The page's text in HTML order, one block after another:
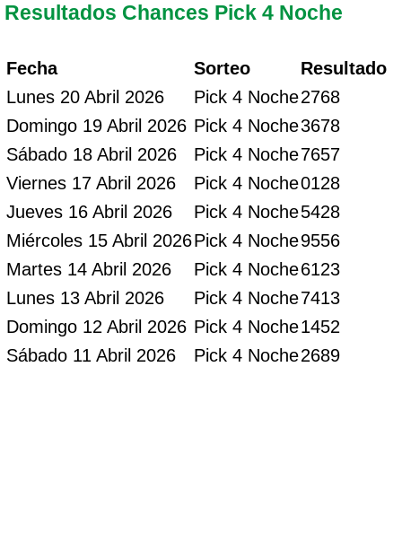
Resultados Chances Pick 4 Noche
Fecha Sorteo
Resultado
Lunes 20 Abril 2026
Pick 4 Noche2768
Domingo 19 Abril 2026 Pick 4 Noche3678
Sábado 18 Abril 2026
Pick 4 Noche7657
Viernes 17 Abril 2026
Pick 4 Noche0128
Jueves 16 Abril 2026
Pick 4 Noche5428
Miércoles 15 Abril 2026Pick 4 Noche9556
Martes 14 Abril 2026
Pick 4 Noche6123
Lunes 13 Abril 2026
Pick 4 Noche7413
Domingo 12 Abril 2026 Pick 4 Noche1452
Sábado 11 Abril 2026
Pick 4 Noche2689